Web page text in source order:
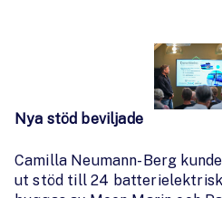
Nya stöd beviljade
Camilla Neumann-Berg
ut stöd till 24